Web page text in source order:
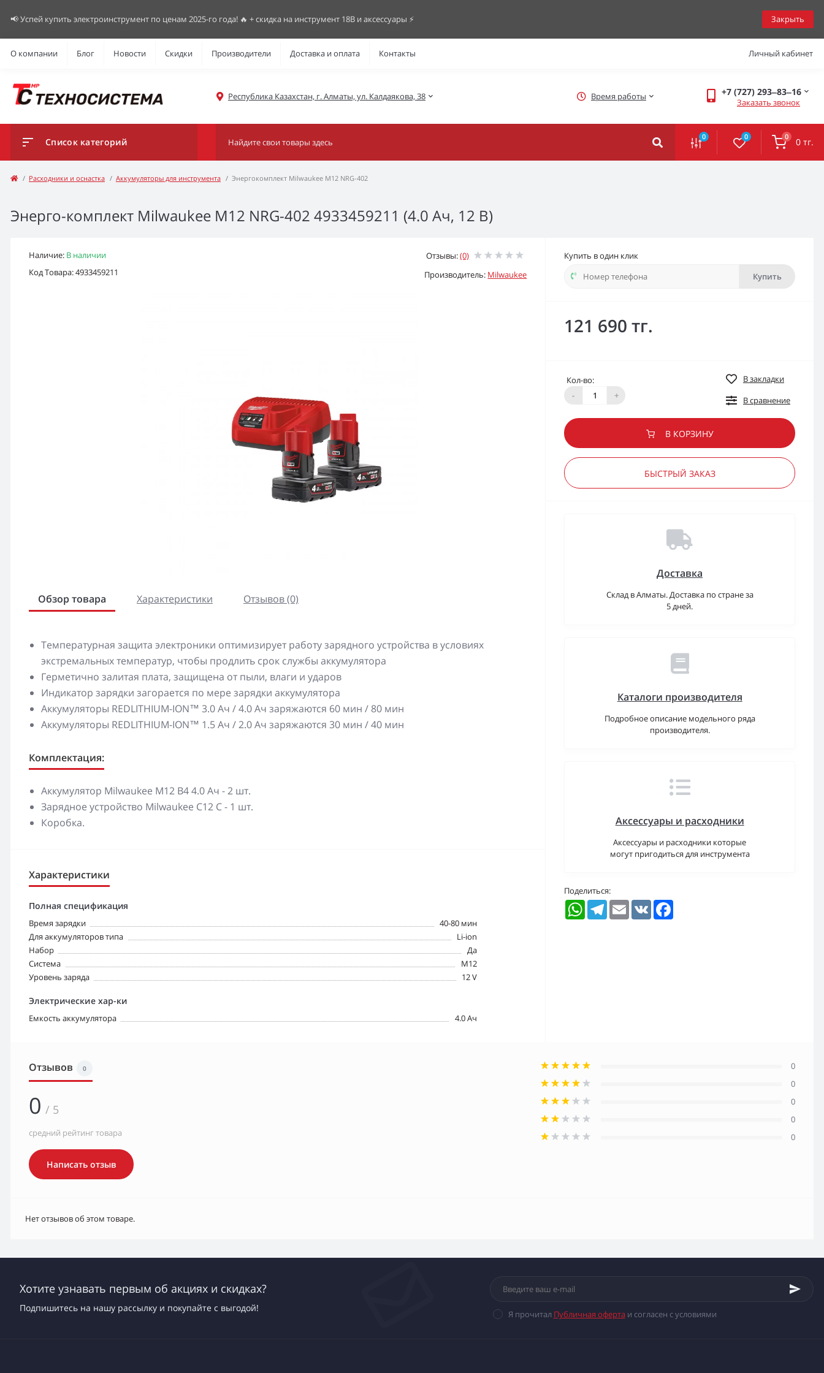
📢 Успей купить электроинструмент по ценам 2025-го года! 🔥 + скидка на инструмент 18В и аксессуары ⚡️ Закрыть
О компании Блог Новости Скидки Производители Доставка и оплата Контакты Личный кабинет
Республика Казахстан, г. Алматы, ул. Калдаякова, 38 Время работы +7 (727) 293‒83‒16
Заказать звонок
Список категорий 0 0 0 0 тг.
Расходники и оснастка Аккумуляторы для инструмента Энергокомплект Milwaukee M12 NRG-402
Энерго-комплект Milwaukee M12 NRG-402 4933459211 (4.0 Ач, 12 B)
Наличие: В наличии
Код Товара: 4933459211
Отзывы:(0)
Производитель: Milwaukee
Обзор товара Характеристики Отзывов (0)
Температурная защита электроники оптимизирует работу зарядного устройства в условиях
экстремальных температур, чтобы продлить срок службы аккумулятора
Герметично залитая плата, защищена от пыли, влаги и ударов
Индикатор зарядки загорается по мере зарядки аккумулятора
Аккумуляторы REDLITHIUM-ION™ 3.0 Ач / 4.0 Ач заряжаются 60 мин / 80 мин
Аккумуляторы REDLITHIUM-ION™ 1.5 Ач / 2.0 Ач заряжаются 30 мин / 40 мин
Комплектация:
Аккумулятор Milwaukee M12 B4 4.0 Ач - 2 шт.
Зарядное устройство Milwaukee C12 C - 1 шт.
Коробка.
Характеристики
Полная спецификация
Время зарядки
40-80 мин
Для аккумуляторов типа
Li-ion
Набор
Да
Система
М12
Уровень заряда
12 V
Электрические хар-ки
Емкость аккумулятора 4.0 Ач
Купить в один клик
Купить
121 690 тг.
Кол-во:
-
+
В закладки
В сравнение
В КОРЗИНУ
БЫСТРЫЙ ЗАКАЗ
Доставка
Склад в Алматы. Доставка по стране за
5 дней.
Каталоги производителя
Подробное описание модельного ряда
производителя.
Аксессуары и расходники
Аксессуары и расходники которые
могут пригодиться для инструмента
Поделиться:
WhatsAppTelegramEmail VK
Отзывов 0
0 / 5
средний рейтинг товара
Написать отзыв
0
0
0
0
0
Нет отзывов об этом товаре.
Хотите узнавать первым об акциях и скидках?
Подпишитесь на нашу рассылку и покупайте с выгодой!
Я прочитал Публичная офертаи согласен с условиями